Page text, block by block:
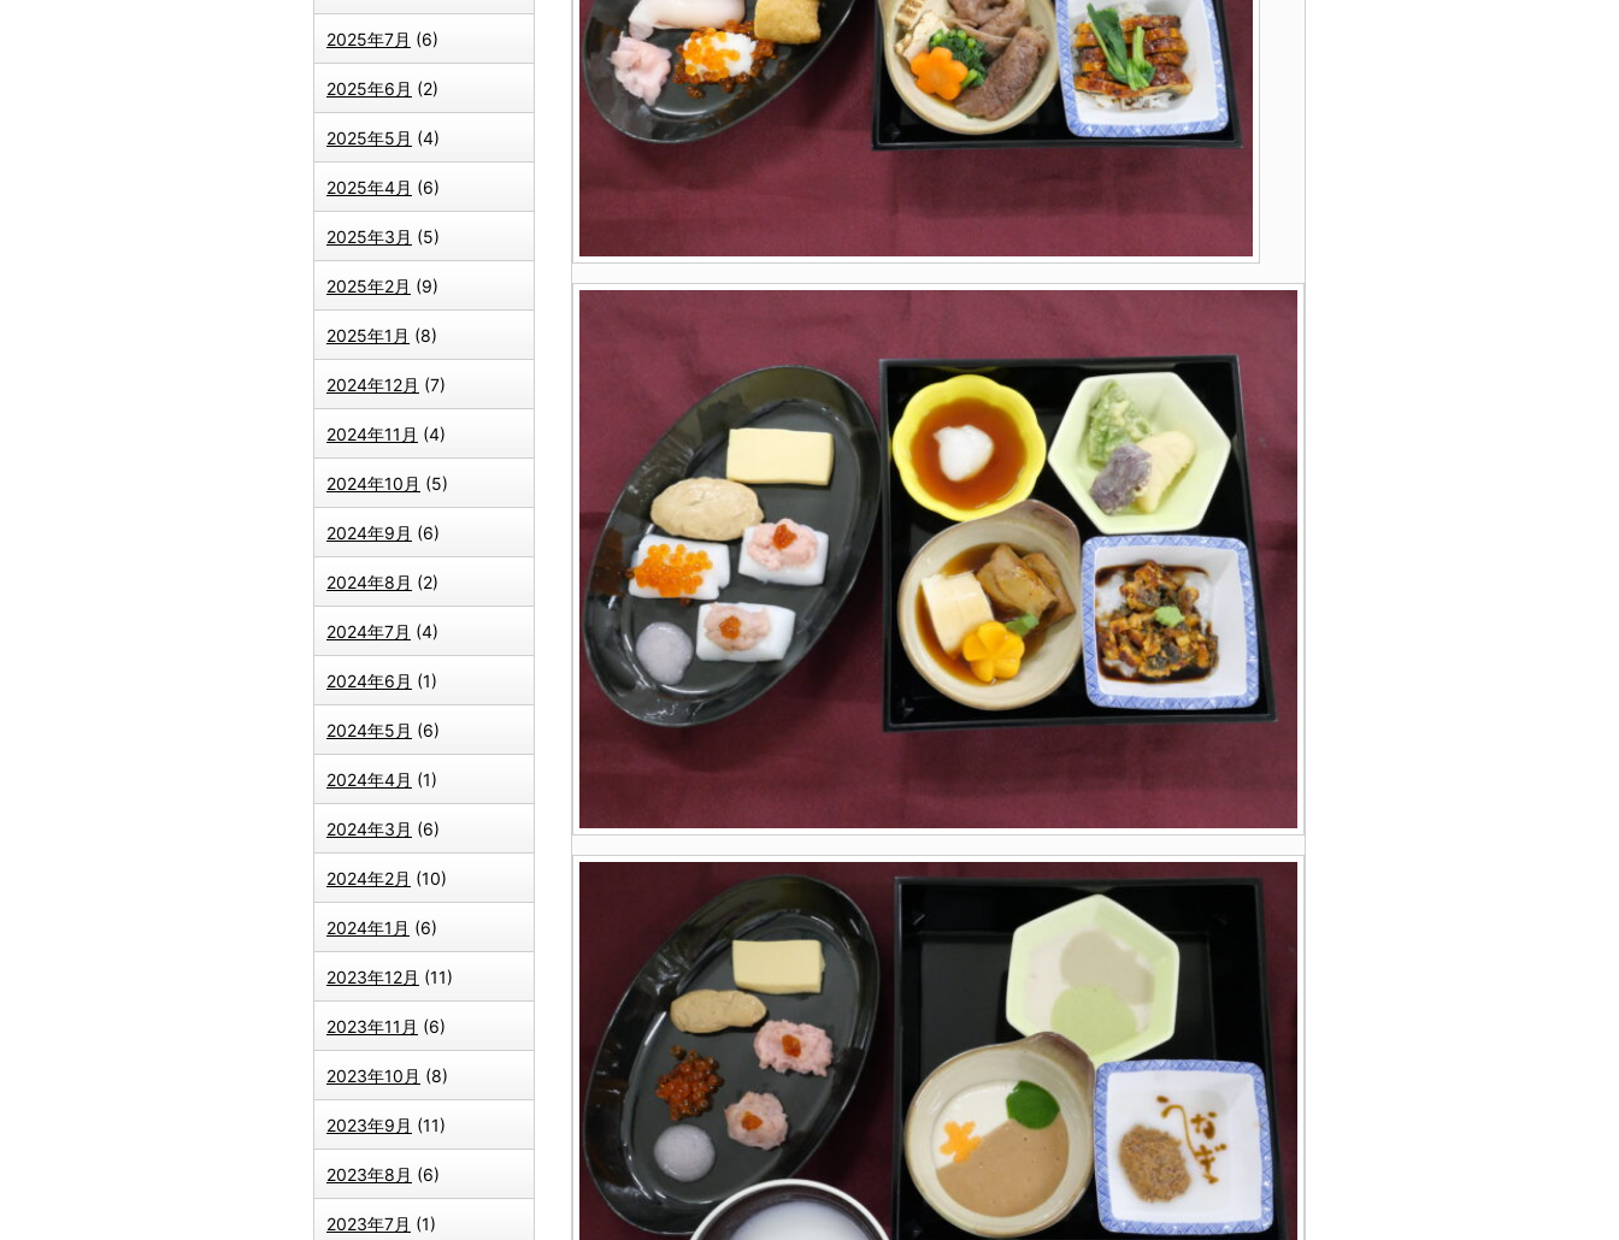
2025年7月 (6)
2025年6月 (2)
2025年5月 (4)
2025年4月 (6)
2025年3月 (5)
2025年2月 (9)
2025年1月 (8)
2024年12月 (7)
2024年11月 (4)
2024年10月 (5)
2024年9月 (6)
2024年8月 (2)
2024年7月 (4)
2024年6月 (1)
2024年5月 (6)
2024年4月 (1)
2024年3月 (6)
2024年2月 (10)
2024年1月 (6)
2023年12月 (11)
2023年11月 (6)
2023年10月 (8)
2023年9月 (11)
2023年8月 (6)
2023年7月 (1)